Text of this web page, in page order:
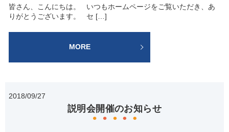
皆さん、こんにちは。 いつもホームページをご覧いただき、あ
りがとうございます。 セ […]
MORE
2018/09/27
説明会開催のお知らせ